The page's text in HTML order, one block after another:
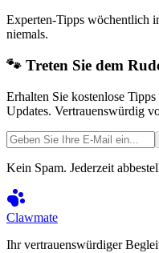
Experten-Tipps wöchentlich
niemals.
🐾 Treten Sie dem
Erhalten Sie kostenlose
Updates. Vertrauenswürdig
Kein Spam. Jederzeit
Clawmate
Ihr vertrauenswürdiger